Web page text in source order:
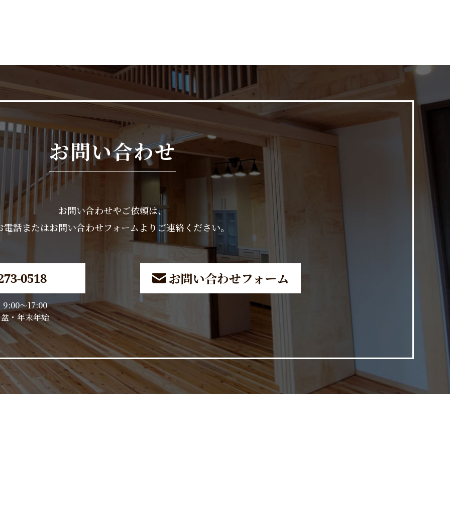
お問い合わせ
お問い合わせやご依頼は、
電話またはお問い合わせフォームよりご連絡ください。
0518
9:00～17:00
・年末年始
お問い合わせフォーム